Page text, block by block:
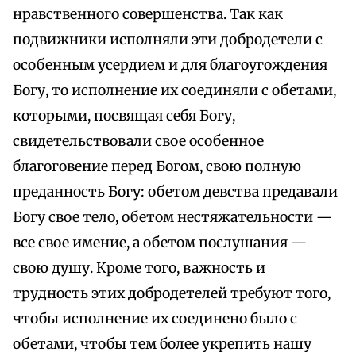
нравственного совершенства. Так как
подвижники исполняли эти добродетели с
особенным усердием и для благоугождения
Богу, то исполнение их соединяли с обетами,
которыми, посвящая себя Богу,
свидетельствовали свое особенное
благоговение перед Богом, свою полную
преданность Богу: обетом девства предавали
Богу свое тело, обетом нестяжательности —
все свое имение, а обетом послушания —
свою душу. Кроме того, важность и
трудность этих добродетелей требуют того,
чтобы исполнение их соединено было с
обетами, чтобы тем более укрепить нашу